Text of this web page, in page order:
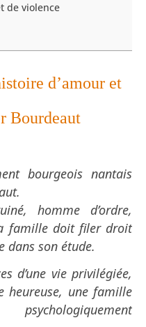
de violence
d’amour et
Bourdeaut
bourgeois nantais
homme d’ordre,
famille doit filer droit
dans son étude.
d’une vie privilégiée,
heureuse, une famille